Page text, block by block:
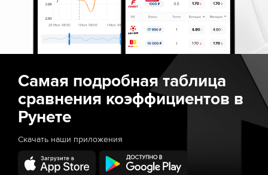
Самая подробная таблица
сравнения коэффициентов в
Рунете
Скачать наши приложения